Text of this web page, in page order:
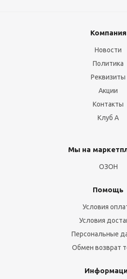
Компания
Новости
Политика
Реквизиты
Акции
Контакты
Клуб А
Мы на
ОЗОН
Помощь
Условия
Условия
Персональные
Обмен возврат